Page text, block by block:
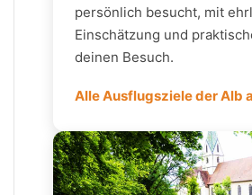
persönlich besucht, mit
Einschätzung und
deinen Besuch.
Alle Ausflugsziele der Alb